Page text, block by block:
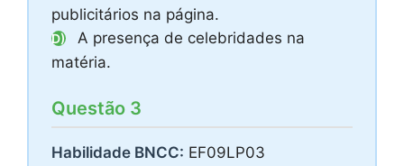
publicitários na página.
D)
A presença de celebridades na
matéria.
Questão 3
Habilidade BNCC: EF09LP03